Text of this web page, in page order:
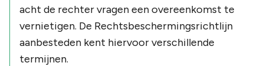
acht de rechter vragen een overeenkomst te
vernietigen. De Rechtsbeschermingsrichtlijn
aanbesteden kent hiervoor verschillende
termijnen.